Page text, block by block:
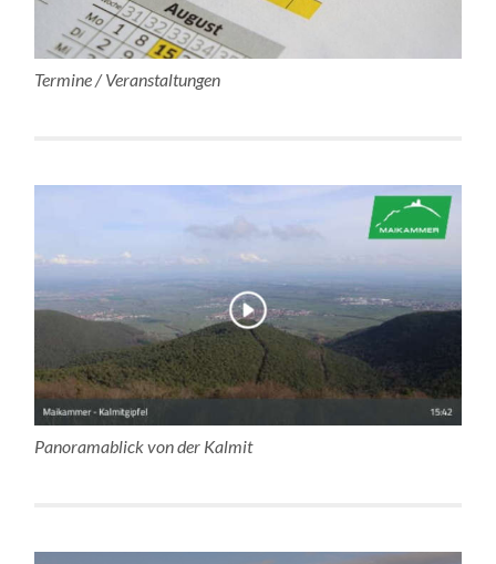
Termine / Veranstaltungen
Panoramablick von der Kalmit